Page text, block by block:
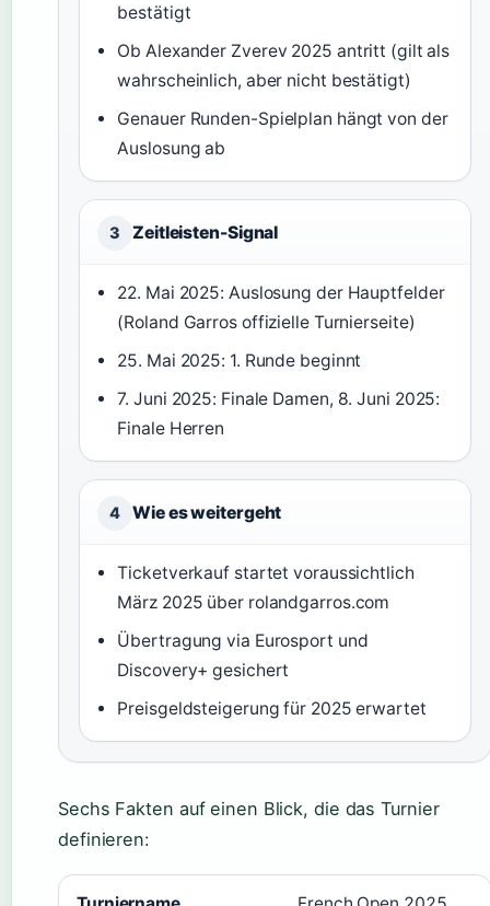
bestätigt
Ob Alexander Zverev 2025 antritt (gilt als
wahrscheinlich, aber nicht bestätigt)
Genauer Runden-Spielplan hängt von der
Auslosung ab
3 Zeitleisten-Signal
22. Mai 2025: Auslosung der Hauptfelder
(Roland Garros offizielle Turnierseite)
25. Mai 2025: 1. Runde beginnt
7. Juni 2025: Finale Damen, 8. Juni 2025:
Finale Herren
4 Wie es weitergeht
Ticketverkauf startet voraussichtlich
März 2025 über rolandgarros.com
Übertragung via Eurosport und
Discovery+ gesichert
Preisgeldsteigerung für 2025 erwartet
Sechs Fakten auf einen Blick, die das Turnier
definieren: